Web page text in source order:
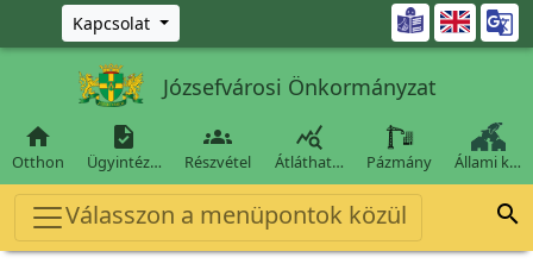
Ugrás a fő tartalomra
Kapcsolat 
Józsefvárosi Önkormányzat

Otthon

Ügyintéz…

Részvétel

Átláthat… Pázmány Állami k…
Válasszon a menüpontok közül 